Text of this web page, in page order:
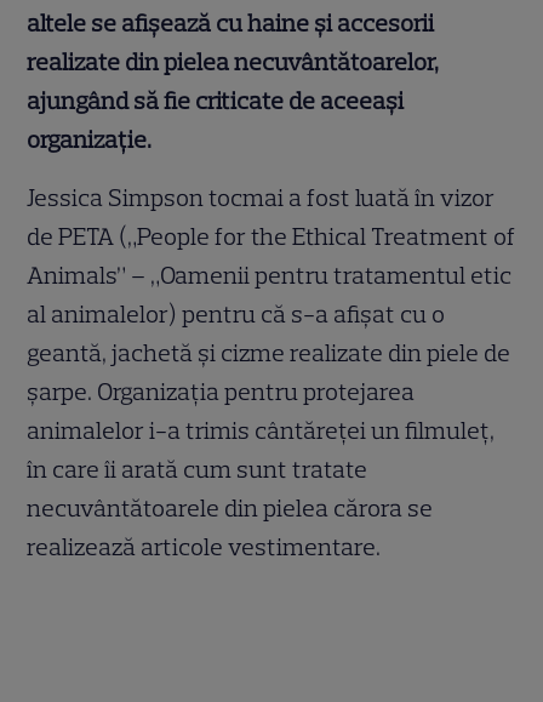
altele se afişează cu haine şi accesorii
realizate din pielea necuvântătoarelor,
ajungând să fie criticate de aceeaşi
organizaţie.
Jessica Simpson tocmai a fost luată în vizor
de PETA („People for the Ethical Treatment of
Animals” – „Oamenii pentru tratamentul etic
al animalelor) pentru că s-a afişat cu o
geantă, jachetă şi cizme realizate din piele de
şarpe. Organizaţia pentru protejarea
animalelor i-a trimis cântăreţei un filmuleţ,
în care îi arată cum sunt tratate
necuvântătoarele din pielea cărora se
realizează articole vestimentare.